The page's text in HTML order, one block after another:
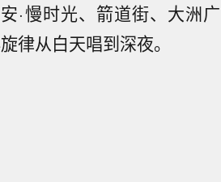
·慢时光、箭道街、大洲广
律从白天唱到深夜。